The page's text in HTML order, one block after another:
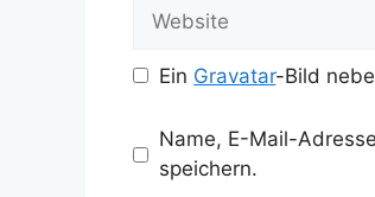
Ein Gravatar-Bild
Name, E-Mail-
speichern.